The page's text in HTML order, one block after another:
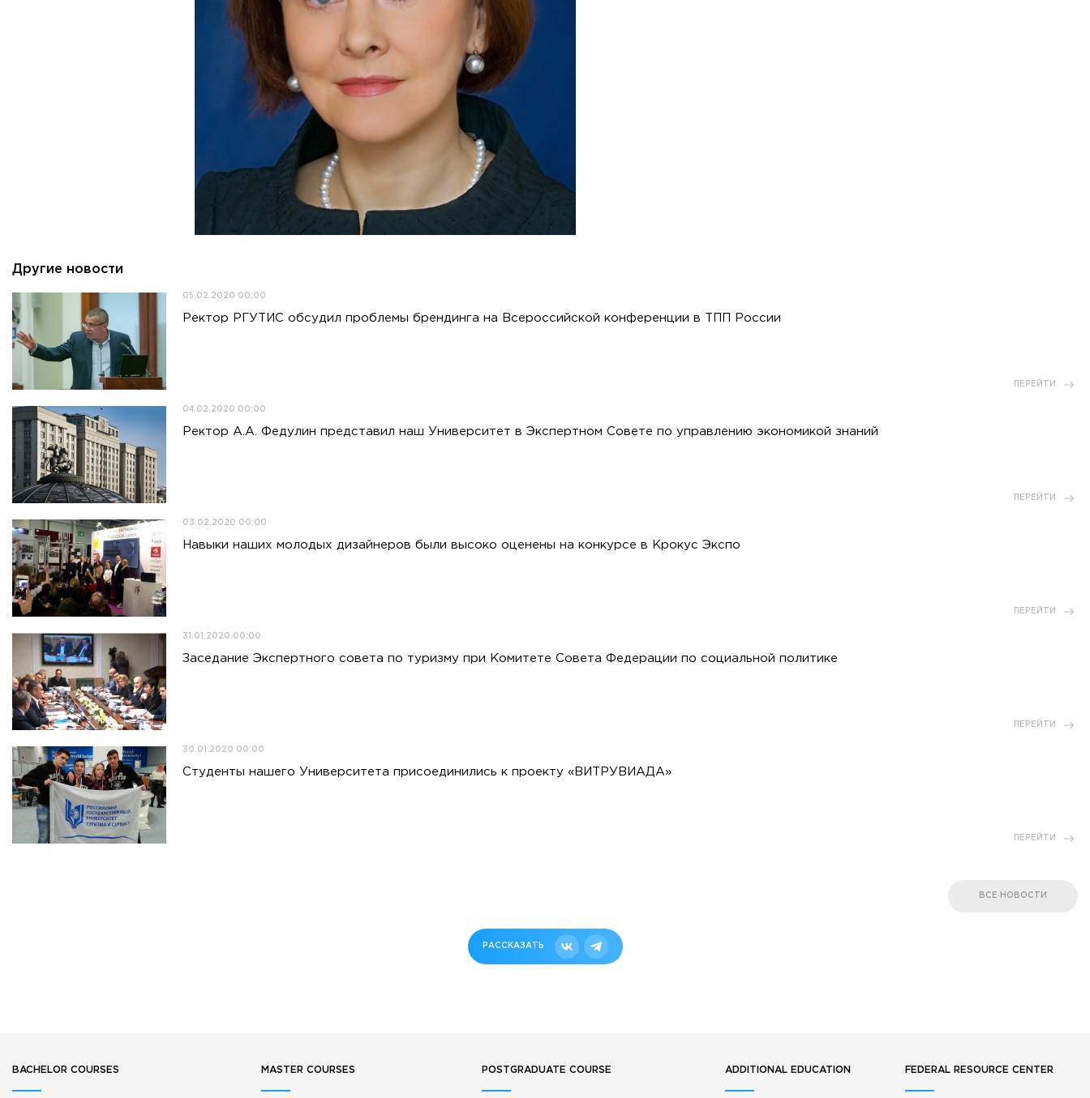
Другие новости
05.02.2020 00:00
Ректор РГУТИС обсудил проблемы брендинга на Всероссийской конференции в ТПП России
ПЕРЕЙТИ
04.02.2020 00:00
Ректор А.А. Федулин представил наш Университет в Экспертном Совете по управлению экономикой знаний
ПЕРЕЙТИ
03.02.2020 00:00
Навыки наших молодых дизайнеров были высоко оценены на конкурсе в Крокус Экспо
ПЕРЕЙТИ
31.01.2020 00:00
Заседание Экспертного совета по туризму при Комитете Совета Федерации по социальной политике
ПЕРЕЙТИ
30.01.2020 00:00
Студенты нашего Университета присоединились к проекту «ВИТРУВИАДА»
ПЕРЕЙТИ
ВСЕ НОВОСТИ
РАССКАЗАТЬ
BACHELOR COURSES MASTER COURSES POSTGRADUATE COURSE ADDITIONAL EDUCATION FEDERAL RESOURCE CENTER